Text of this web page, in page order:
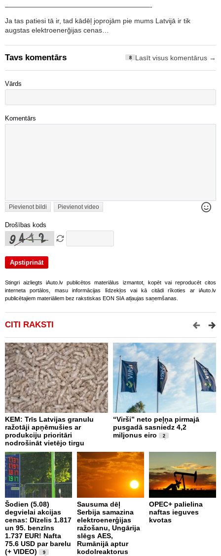
—————————————————————-
Ja tas patiesi tā ir, tad kādēļ joprojām pie mums Latvijā ir tik
augstas elektroenerğijas cenas…
Tavs komentārs 8 Lasīt visus komentārus →
Vārds
Komentārs
Pievienot bildi Pievienot video
Drošības kods
Stingri aizliegts iAuto.lv publicētos materiālus izmantot, kopēt vai reproducēt citos
interneta portālos, masu informācijas līdzekļos vai kā citādi rīkoties ar iAuto.lv
publicētajiem materiāliem bez rakstiskas EON SIA atļaujas saņemšanas.
CITI RAKSTI
KEM: Trīs Latvijas granulu
ražotāji apņēmušies ar
produkciju prioritāri
nodrošināt vietējo tirgu
“Virši” neto peļņa pirmajā
pusgadā sasniedz 4,2
miljonus eiro
2
Šodien (5.08)
degvielai akcijas
cenas: Dīzelis 1.817
un 95. benzīns
1.737 EUR! Nafta
75.6 USD par barelu
(+ VIDEO)
9
Sausuma dēļ
Serbija samazina
elektroenerģijas
ražošanu, Ungārija
slēgs AES,
Rumānijā aptur
kodolreaktorus
OPEC+ palielina
naftas ieguves
kvotas